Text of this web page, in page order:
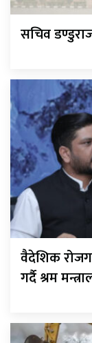
सचिव
वैदेशिक
गर्दै श्रम